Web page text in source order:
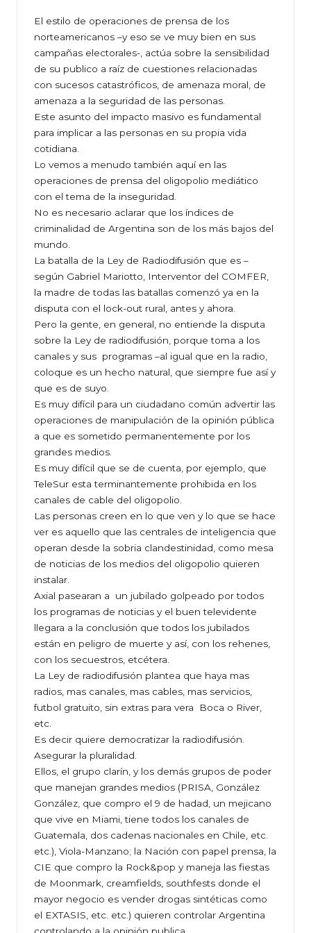
El estilo de operaciones de prensa de los
norteamericanos –y eso se ve muy bien en sus
campañas electorales-, actúa sobre la sensibilidad
de su publico a raíz de cuestiones relacionadas
con sucesos catastróficos, de amenaza moral, de
amenaza a la seguridad de las personas.
Este asunto del impacto masivo es fundamental
para implicar a las personas en su propia vida
cotidiana.
Lo vemos a menudo también aquí en las
operaciones de prensa del oligopolio mediático
con el tema de la inseguridad.
No es necesario aclarar que los índices de
criminalidad de Argentina son de los más bajos del
mundo.
La batalla de la Ley de Radiodifusión que es –
según Gabriel Mariotto, Interventor del COMFER,
la madre de todas las batallas comenzó ya en la
disputa con el lock-out rural, antes y ahora.
Pero la gente, en general, no entiende la disputa
sobre la Ley de radiodifusión, porque toma a los
canales y sus programas –al igual que en la radio,
coloque es un hecho natural, que siempre fue así y
que es de suyo.
Es muy difícil para un ciudadano común advertir las
operaciones de manipulación de la opinión pública
a que es sometido permanentemente por los
grandes medios.
Es muy difícil que se de cuenta, por ejemplo, que
TeleSur esta terminantemente prohibida en los
canales de cable del oligopolio.
Las personas creen en lo que ven y lo que se hace
ver es aquello que las centrales de inteligencia que
operan desde la sobria clandestinidad, como mesa
de noticias de los medios del oligopolio quieren
instalar.
Axial pasearan a un jubilado golpeado por todos
los programas de noticias y el buen televidente
llegara a la conclusión que todos los jubilados
están en peligro de muerte y así, con los rehenes,
con los secuestros, etcétera.
La Ley de radiodifusión plantea que haya mas
radios, mas canales, mas cables, mas servicios,
futbol gratuito, sin extras para vera Boca o River,
etc.
Es decir quiere democratizar la radiodifusión.
Asegurar la pluralidad.
Ellos, el grupo clarín, y los demás grupos de poder
que manejan grandes medios (PRISA, González
González, que compro el 9 de hadad, un mejicano
que vive en Miami, tiene todos los canales de
Guatemala, dos cadenas nacionales en Chile, etc.
etc.), Viola-Manzano; la Nación con papel prensa, la
CIE que compro la Rock&pop y maneja las fiestas
de Moonmark, creamfields, southfests donde el
mayor negocio es vender drogas sintéticas como
el EXTASIS, etc. etc.) quieren controlar Argentina